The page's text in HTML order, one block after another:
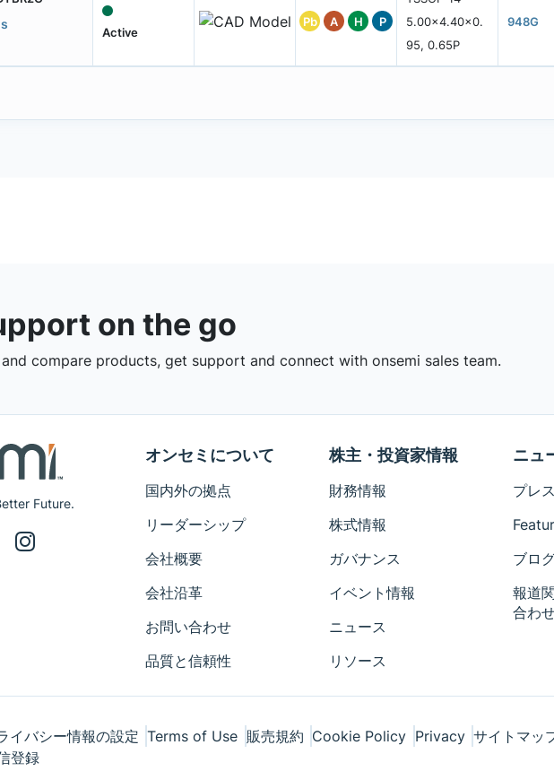
Active
Pb A H P
5.00x4.40x0.
95, 0.65P
948G
on the go
and compare products, get support and connect with onsemi sales team.
Future.
オンセミについて
国内外の拠点
リーダーシップ
会社概要
会社沿革
お問い合わせ
品質と信頼性
株主・投資家情報
財務情報
株式情報
ガバナンス
イベント情報
ニュース
リソース
ニュ
プレ
ブロ
報道
合わ
イバシー情報の設定 Terms of Use 販売規約 Cookie Policy Privacy サイトマッ
登録